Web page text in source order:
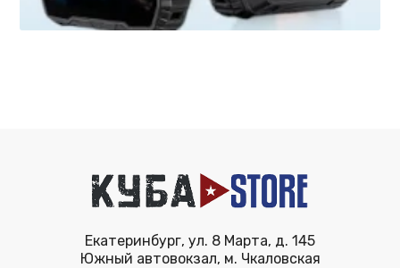
Екатеринбург, ул. 8 Марта, д. 145
Южный автовокзал, м. Чкаловская